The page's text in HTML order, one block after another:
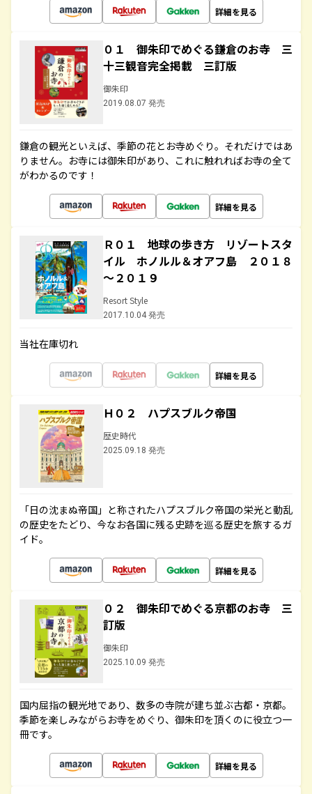
詳細を見る
０１ 御朱印でめぐる鎌倉のお寺 三
十三観音完全掲載 三訂版
御朱印
2019.08.07 発売
鎌倉の観光といえば、季節の花とお寺めぐり。それだけではあ
りません。お寺には御朱印があり、これに触れればお寺の全て
がわかるのです！
詳細を見る
Ｒ０１ 地球の歩き方 リゾートスタ
イル ホノルル＆オアフ島 ２０１８
～２０１９
Resort Style
2017.10.04 発売
当社在庫切れ
詳細を見る
Ｈ０２ ハプスブルク帝国
歴史時代
2025.09.18 発売
「日の沈まぬ帝国」と称されたハプスブルク帝国の栄光と動乱
の歴史をたどり、今なお各国に残る史跡を巡る歴史を旅するガ
イド。
詳細を見る
０２ 御朱印でめぐる京都のお寺 三
訂版
御朱印
2025.10.09 発売
国内屈指の観光地であり、数多の寺院が建ち並ぶ古都・京都。
季節を楽しみながらお寺をめぐり、御朱印を頂くのに役立つ一
冊です。
詳細を見る